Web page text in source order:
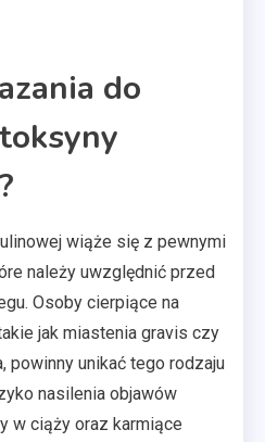
do
wiąże się z pewnymi
należy uwzględnić przed
Osoby cierpiące na
jak miastenia gravis czy
powinny unikać tego rodzaju
nasilenia objawów
w ciąży oraz karmiące